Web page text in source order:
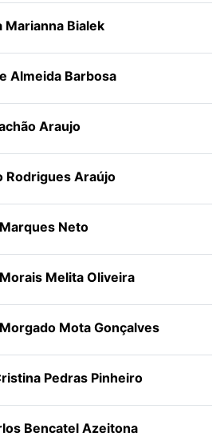
Marianna Bialek
Almeida Barbosa
Araujo
Rodrigues Araújo
Neto
Melita Oliveira
Mota Gonçalves
Pedras Pinheiro
Bencatel Azeitona